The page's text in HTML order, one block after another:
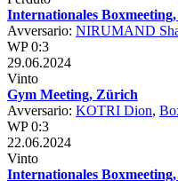
Internationales
Avversario: NIRUMAND
WP 0:3
29.06.2024
Vinto
Gym Meeting, Zürich
Avversario: KOTRI Dion,
WP 0:3
22.06.2024
Vinto
Internationales Boxmeeting,